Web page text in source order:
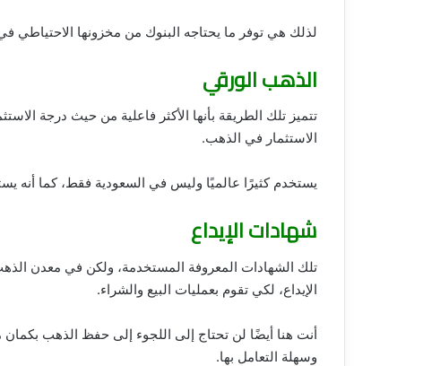
لذلك هي توفر ما يحتاجه البنوك من مخزونها
الذهب الورقي
تتميز تلك الطريقة بأنها الأكثر فاعلية من حيث درجة
الاستثمار في الذهب.
يستخدم كثيرًا عالميًا وليس في السعودية فقط، كما أنه
شهادات الإيداع
تلك الشهادات المعروفة المستخدمة، ولكن في معدن
الإيداع، لكي تقوم بعمليات البيع والشراء.
أنت هنا أيضًا لن تحتاج إلى اللجوء إلى حفظ الذهب
وسهلة التعامل بها.